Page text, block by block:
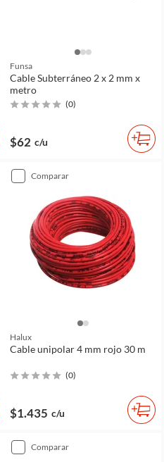
Funsa
Cable Subterráneo 2 x 2 mm x
metro
(0)
$62 c/u
comparar
Halux
Cable unipolar 4 mm rojo 30 m
(0)
$1.435 c/u
comparar